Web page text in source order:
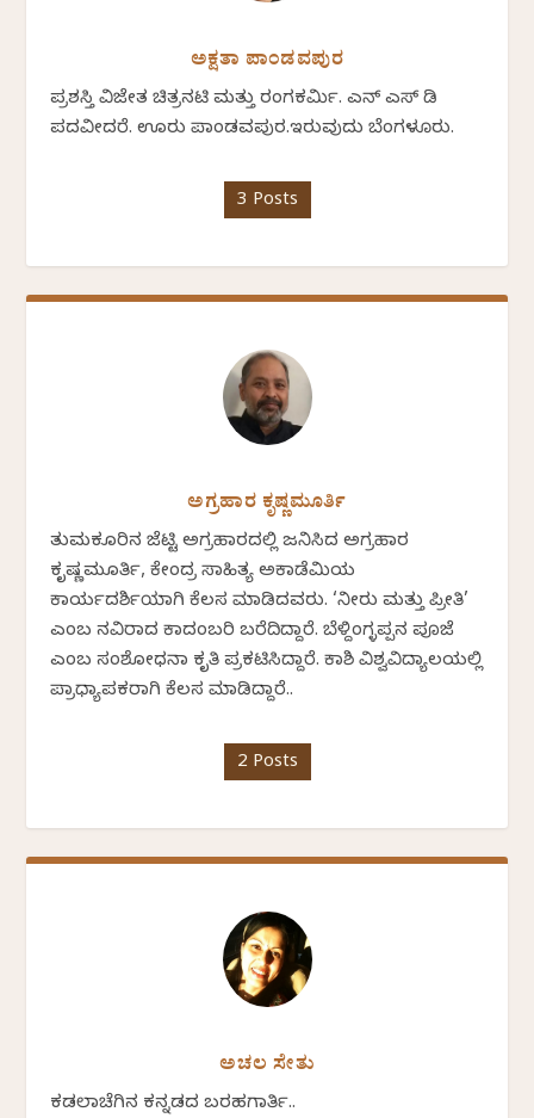
ಅಕ್ಷತಾ ಪಾಂಡವಪುರ
ಪ್ರಶಸ್ತಿ ವಿಜೇತ ಚಿತ್ರನಟಿ ಮತ್ತು ರಂಗಕರ್ಮಿ. ಎನ್ ಎಸ್ ಡಿ
ಪದವೀದರೆ. ಊರು ಪಾಂಡವಪುರ.ಇರುವುದು ಬೆಂಗಳೂರು.
3 Posts
ಅಗ್ರಹಾರ ಕೃಷ್ಣಮೂರ್ತಿ
ತುಮಕೂರಿನ ಜೆಟ್ಟಿ ಅಗ್ರಹಾರದಲ್ಲಿ ಜನಿಸಿದ ಅಗ್ರಹಾರ
ಕೃಷ್ಣಮೂರ್ತಿ, ಕೇಂದ್ರ ಸಾಹಿತ್ಯ ಅಕಾಡೆಮಿಯ
ಕಾರ್ಯದರ್ಶಿಯಾಗಿ ಕೆಲಸ ಮಾಡಿದವರು. ‘ನೀರು ಮತ್ತು ಪ್ರೀತಿ’
ಎಂಬ ನವಿರಾದ ಕಾದಂಬರಿ ಬರೆದಿದ್ದಾರೆ. ಬೆಳ್ದಿಂಗ್ಳಪ್ಪನ ಪೂಜೆ
ಎಂಬ ಸಂಶೋಧನಾ ಕೃತಿ ಪ್ರಕಟಿಸಿದ್ದಾರೆ. ಕಾಶಿ ವಿಶ್ವವಿದ್ಯಾಲಯಲ್ಲಿ
ಪ್ರಾಧ್ಯಾಪಕರಾಗಿ ಕೆಲಸ ಮಾಡಿದ್ದಾರೆ..
2 Posts
ಅಚಲ ಸೇತು
ಕಡಲಾಚೆಗಿನ ಕನ್ನಡದ ಬರಹಗಾರ್ತಿ..